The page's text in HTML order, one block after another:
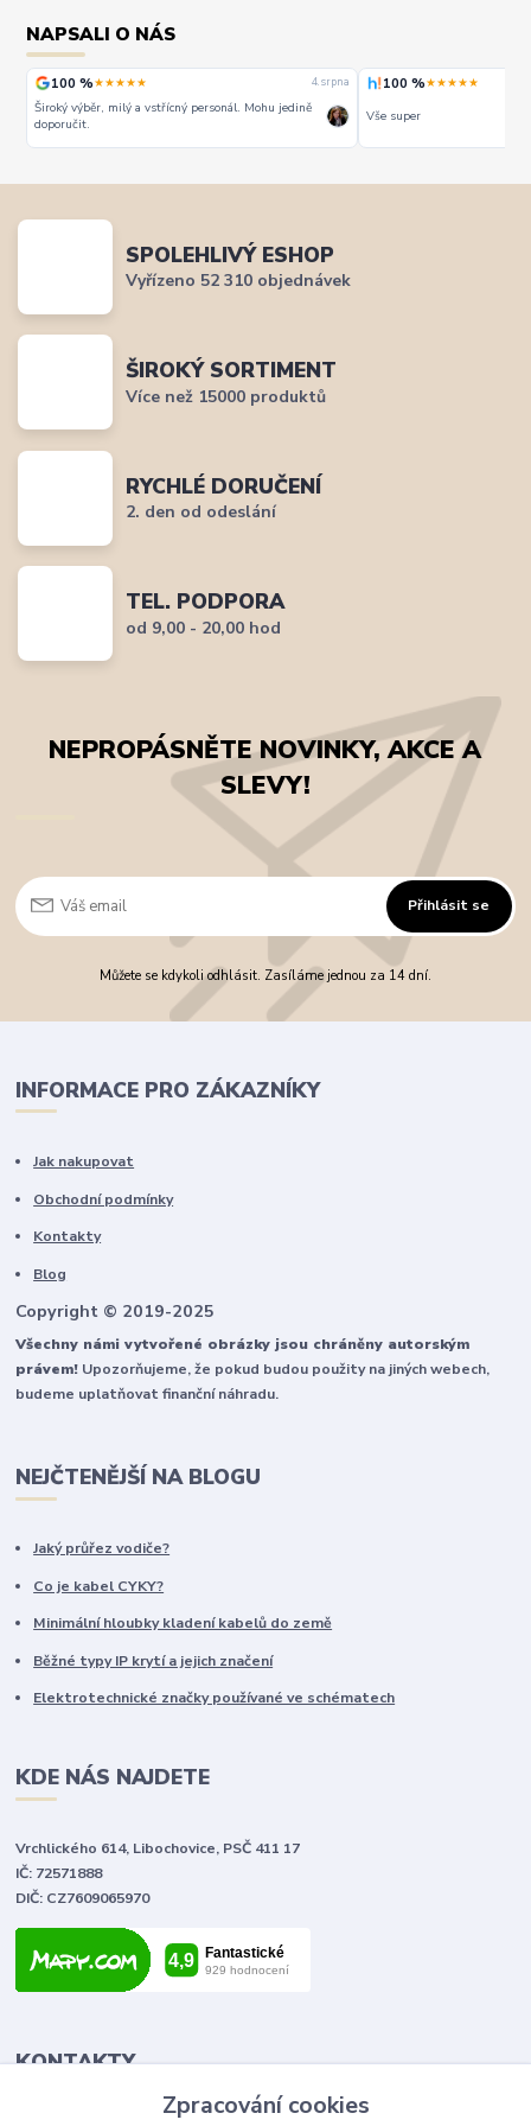
NAPSALI O NÁS
100 %★★★★★ 4. srpna
Široký výběr, milý a vstřícný personál. Mohu jedině
doporučit.
100 %★★★★★
Vše super
SPOLEHLIVÝ ESHOP
Vyřízeno 52 310 objednávek
ŠIROKÝ SORTIMENT
Více než 15000 produktů
RYCHLÉ DORUČENÍ
2. den od odeslání
TEL. PODPORA
od 9,00 - 20,00 hod
NEPROPÁSNĚTE NOVINKY, AKCE A
SLEVY!
Přihlásit se
Můžete se kdykoli odhlásit. Zasíláme jednou za 14 dní.
INFORMACE PRO ZÁKAZNÍKY
Jak nakupovat
Obchodní podmínky
Kontakty
Blog
Copyright © 2019-2025
Všechny námi vytvořené obrázky jsou chráněny autorským
právem! Upozorňujeme, že pokud budou použity na jiných webech,
budeme uplatňovat finanční náhradu.
NEJČTENĚJŠÍ NA BLOGU
Jaký průřez vodiče?
Co je kabel CYKY?
Minimální hloubky kladení kabelů do země
Běžné typy IP krytí a jejich značení
Elektrotechnické značky používané ve schématech
KDE NÁS NAJDETE
Vrchlického 614, Libochovice, PSČ 411 17
IČ: 72571888
DIČ: CZ7609065970
KONTAKTY
Zpracování cookies